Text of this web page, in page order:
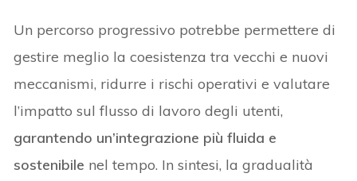
Un percorso progressivo potrebbe permettere di
gestire meglio la coesistenza tra vecchi e nuovi
meccanismi, ridurre i rischi operativi e valutare
l’impatto sul flusso di lavoro degli utenti,
garantendo un’integrazione più fluida e
sostenibile nel tempo. In sintesi, la gradualità